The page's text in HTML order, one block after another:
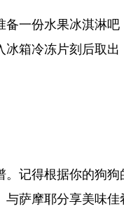
一份水果冰淇淋吧
箱冷冻片刻后取
记得根据你的狗
萨摩耶分享美味